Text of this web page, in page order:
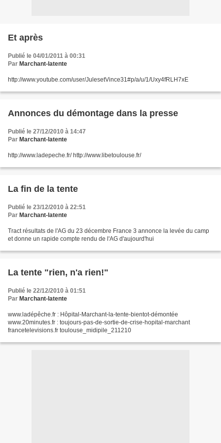
Et après
Publié le 04/01/2011 à 00:31
Par Marchant-latente
http://www.youtube.com/user/JulesetVince31#p/a/u/1/Uxy4fRLH7xE
Annonces du démontage dans la presse
Publié le 27/12/2010 à 14:47
Par Marchant-latente
http://www.ladepeche.fr/ http://www.libetoulouse.fr/
La fin de la tente
Publié le 23/12/2010 à 22:51
Par Marchant-latente
Tract résultats de l'AG du 23 décembre France 3 annonce la levée du camp
et donne un rapide compte rendu de l'AG d'aujourd'hui
La tente "rien, n'a rien!"
Publié le 22/12/2010 à 01:51
Par Marchant-latente
www.ladépêche.fr : Hôpital-Marchant-la-tente-bientot-démontée
www.20minutes.fr : toujours-pas-de-sortie-de-crise-hopital-marchant
francetelevisions.fr toulouse_midipile_211210